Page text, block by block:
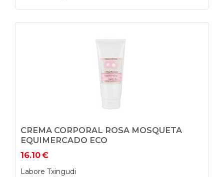
CREMA CORPORAL ROSA MOSQUETA
EQUIMERCADO ECO
16.10€
Labore Txingudi